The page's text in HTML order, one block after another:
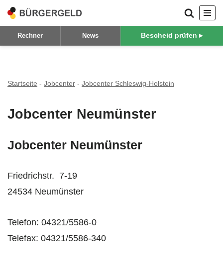
Zum
Inhalt
Rechner News Bescheid prüfen ▸
Startseite - Jobcenter - Jobcenter Schleswig-Holstein
Jobcenter Neumünster
Jobcenter Neumünster
Friedrichstr. 7-19
24534 Neumünster
Telefon: 04321/5586-0
Telefax: 04321/5586-340